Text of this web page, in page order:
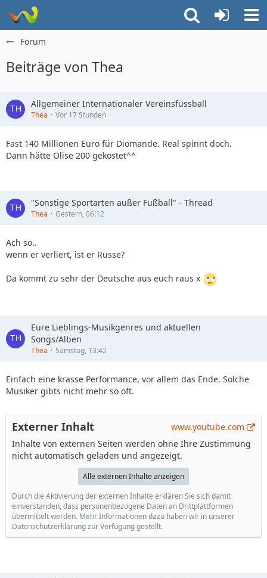
Forum
Beiträge von Thea
Allgemeiner Internationaler Vereinsfussball
Thea Vor 17 Stunden
Fast 140 Millionen Euro für Diomande. Real spinnt doch.
Dann hätte Olise 200 gekostet^^
"Sonstige Sportarten außer Fußball" - Thread
Thea Gestern, 06:12
Ach so..
wenn er verliert, ist er Russe?
Da kommt zu sehr der Deutsche aus euch raus x
Eure Lieblings-Musikgenres und aktuellen
Songs/Alben
Thea Samstag, 13:42
Einfach eine krasse Performance, vor allem das Ende. Solche
Musiker gibts nicht mehr so oft.
Externer Inhalt
www.youtube.com
Inhalte von externen Seiten werden ohne Ihre Zustimmung
nicht automatisch geladen und angezeigt.
Alle externen Inhalte anzeigen
Durch die Aktivierung der externen Inhalte erklären Sie sich damit
einverstanden, dass personenbezogene Daten an Drittplattformen
übermittelt werden. Mehr Informationen dazu haben wir in unserer
Datenschutzerklärung zur Verfügung gestellt.